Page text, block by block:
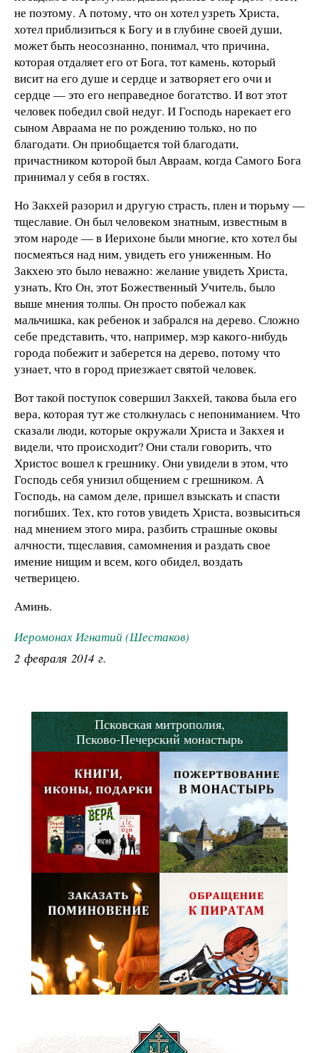
не поэтому. А потому, что он хотел узреть Христа,
хотел приблизиться к Богу и в глубине своей души,
может быть неосознанно, понимал, что причина,
которая отдаляет его от Бога, тот камень, который
висит на его душе и сердце и затворяет его очи и
сердце — это его неправедное богатство. И вот этот
человек победил свой недуг. И Господь нарекает его
сыном Авраама не по рождению только, но по
благодати. Он приобщается той благодати,
причастником которой был Авраам, когда Самого Бога
принимал у себя в гостях.
Но Закхей разорил и другую страсть, плен и тюрьму —
тщеславие. Он был человеком знатным, известным в
этом народе — в Иерихоне были многие, кто хотел бы
посмеяться над ним, увидеть его униженным. Но
Закхею это было неважно: желание увидеть Христа,
узнать, Кто Он, этот Божественный Учитель, было
выше мнения толпы. Он просто побежал как
мальчишка, как ребенок и забрался на дерево. Сложно
себе представить, что, например, мэр какого-нибудь
города побежит и заберется на дерево, потому что
узнает, что в город приезжает святой человек.
Вот такой поступок совершил Закхей, такова была его
вера, которая тут же столкнулась с непониманием. Что
сказали люди, которые окружали Христа и Закхея и
видели, что происходит? Они стали говорить, что
Христос вошел к грешнику. Они увидели в этом, что
Господь себя унизил общением с грешником. А
Господь, на самом деле, пришел взыскать и спасти
погибших. Тех, кто готов увидеть Христа, возвыситься
над мнением этого мира, разбить страшные оковы
алчности, тщеславия, самомнения и раздать свое
имение нищим и всем, кого обидел, воздать
четверицею.
Аминь.
Иеромонах Игнатий (Шестаков)
2 февраля 2014 г.
Псковская митрополия,
Псково-Печерский монастырь